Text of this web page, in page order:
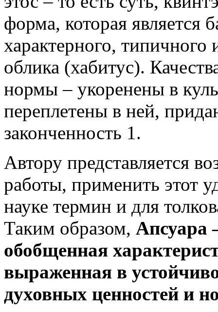
форма, которая является
характерного,
облика (хабитус).
нормы – укоренены в
переплетены в ней,
законченность 1.
Автору представляется
работы, применить этот
науке термин и для
Таким образом, Апсуара
обобщенная
выраженная в
духовных ценностей и